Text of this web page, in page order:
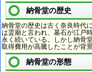
納骨堂の歴史
納骨堂の歴史は古く奈良時代
は霊廟と言われ、墓石が江戸
永く続いている。しかし納骨
取得費用が高騰したことが背景
納骨堂の形態